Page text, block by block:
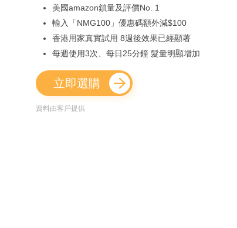
美國amazon鎖量及評價No. 1
輸入「NMG100」優惠碼額外減$100
香港用家真實試用 8週後效果已經顯著
每週使用3次、每日25分鐘 髮量明顯增加
立即選購
資料由客戶提供